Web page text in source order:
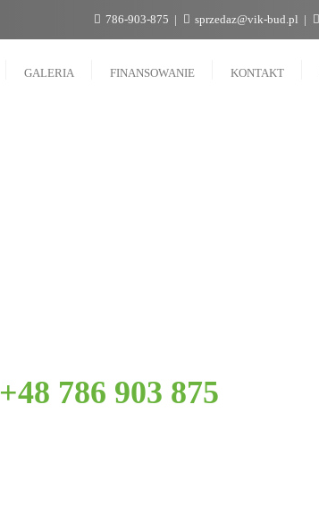
786-903-875 sprzedaz@vik-bud.pl
GALERIA FINANSOWANIE KONTAKT
+48 786 903 875